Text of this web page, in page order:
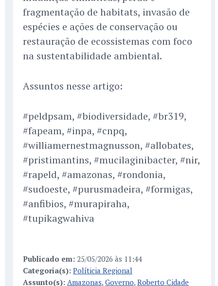
fragmentação de habitats, invasão de
espécies e ações de conservação ou
restauração de ecossistemas com foco
na sustentabilidade ambiental.
Assuntos nesse artigo:
#peldpsam, #biodiversidade, #br319,
#fapeam, #inpa, #cnpq,
#williamernestmagnusson, #allobates,
#pristimantins, #mucilaginibacter, #nir,
#rapeld, #amazonas, #rondonia,
#sudoeste, #purusmadeira, #formigas,
#anfibios, #murapiraha,
#tupikagwahiva
Publicado em: 25/05/2026 às 11:44
Categoria(s): Políticia Regional
Assunto(s): Amazonas, Governo, Roberto Cidade